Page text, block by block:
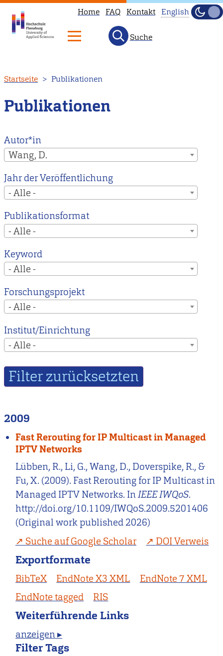
zum
Inhalt
Home FAQ Kontakt
to
our
main
instead.
English
Hell
Suche
Startseite Publikationen
Publikationen
Autor*in
Wang, D.
Jahr der Veröffentlichung
- Alle -
Publikationsformat
- Alle -
Keyword
- Alle -
Forschungsprojekt
- Alle -
Institut/Einrichtung
- Alle -
2009
Fast Rerouting for IP Multicast in Managed
IPTV Networks
Lübben, R., Li, G., Wang, D., Doverspike, R., &
Fu, X. (2009). Fast Rerouting for IP Multicast in
Managed IPTV Networks. InIEEE IWQoS.
http://doi.org/10.1109/IWQoS.2009.5201406
(Original work published 2026)
Suche auf Google Scholar
DOI Verweis
Exportformate
BibTeX EndNote X3 XML
EndNote 7 XML
EndNote tagged
RIS
Weiterführende Links
anzeigen ▸
Filter Tags